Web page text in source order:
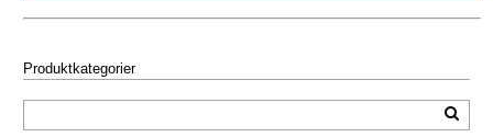
Produktkategorier